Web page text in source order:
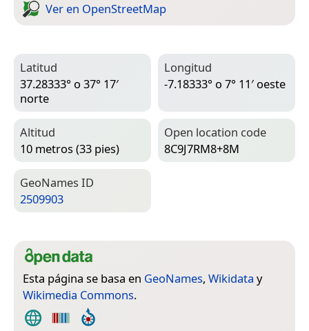
Ver en Open­Street­Map
Latitud
37.28333° o 37° 17′
norte
Longitud
-7.18333° o 7° 11′ oeste
Altitud
10 metros (33 pies)
Open location code
8C9J7RM8+8M
Geo­Names ID
2509903
Esta página se basa en GeoNames, Wikidata y
Wikimedia Commons.